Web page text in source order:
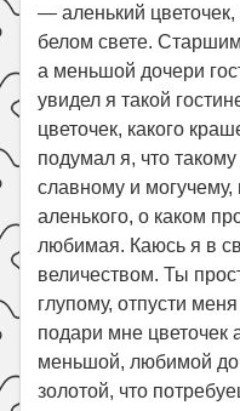
— аленький
белом свете.
а меньшой дочери
увидел я такой
цветочек, какого
подумал я, что такому
славному и могучему,
аленького, о каком
любимая. Каюсь я в
величеством. Ты
глупому, отпусти
подари мне цветочек
меньшой, любимой
золотой, что